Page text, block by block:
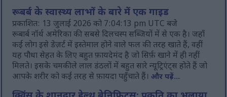
रूबर्ब के स्वास्थ्य लाभों के बारे में एक गाइड
प्रकाशित: 13 जुलाई 2026 को 7:04:13 pm UTC बजे
रूबार्ब नॉर्थ अमेरिका की सबसे दिलचस्प सब्जियों में से एक है। जहाँ
कई लोग इसे डेज़र्ट में इस्तेमाल होने वाले फल की तरह खाते हैं, वहीं
यह पौधा सेहत के लिए बहुत फ़ायदेमंद है जो सिर्फ़ खाने में ही नहीं
मिलते। इसके चमकीले लाल डंठलों में बहुत सारे न्यूट्रिएंट्स होते हैं जो
आपके शरीर को कई तरह से फ़ायदा पहुँचाते हैं।और पढ़ें...